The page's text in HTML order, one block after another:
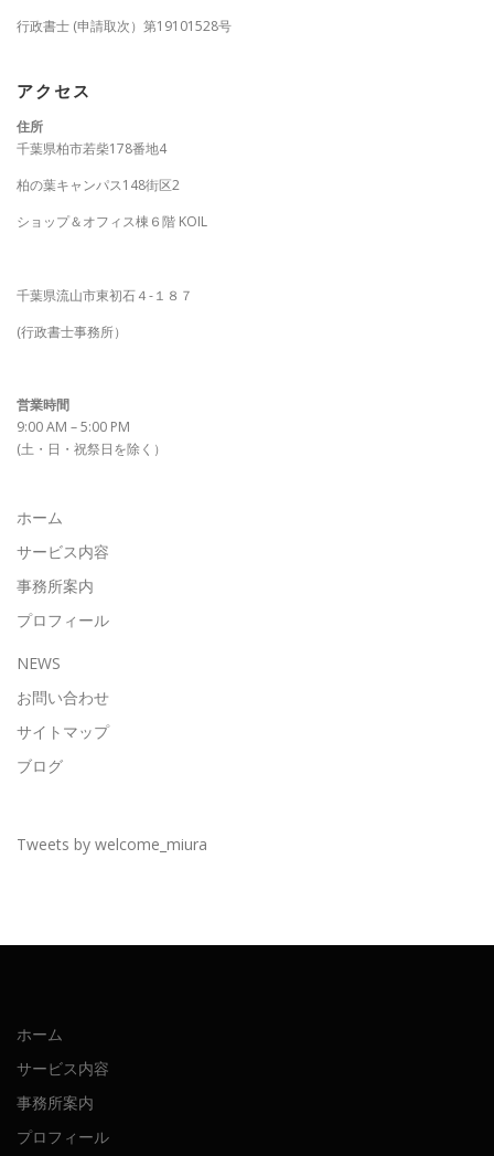
行政書士 (申請取次）第19101528号
アクセス
住所
千葉県柏市若柴178番地4
柏の葉キャンパス148街区2
ショップ＆オフィス棟６階 KOIL
千葉県流山市東初石４-１８７
(行政書士事務所）
営業時間
9:00 AM – 5:00 PM
(土・日・祝祭日を除く）
ホーム
サービス内容
事務所案内
プロフィール
NEWS
お問い合わせ
サイトマップ
ブログ
Tweets by welcome_miura
ホーム
サービス内容
事務所案内
プロフィール